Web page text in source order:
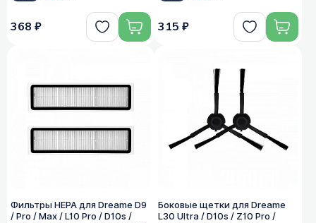
368 ₽ 315 ₽
Фильтры HEPA для Dreame D9
/ Pro / Max / L10 Pro / D10s /
Боковые щетки для Dreame
L30 Ultra / D10s / Z10 Pro /